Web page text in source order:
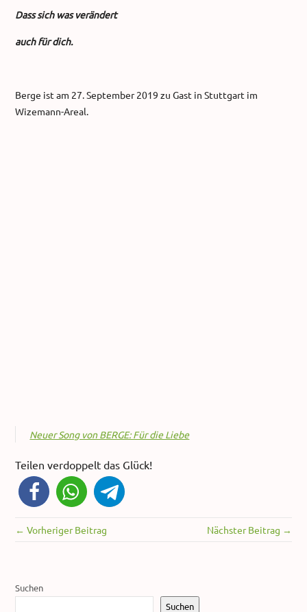
Dass sich was verändert
auch für dich.
Berge ist am 27. September 2019 zu Gast in Stuttgart im
Wizemann-Areal.
Neuer Song von BERGE: Für die Liebe
Teilen verdoppelt das Glück!
← Vorheriger Beitrag Nächster Beitrag →
Suchen
Suchen